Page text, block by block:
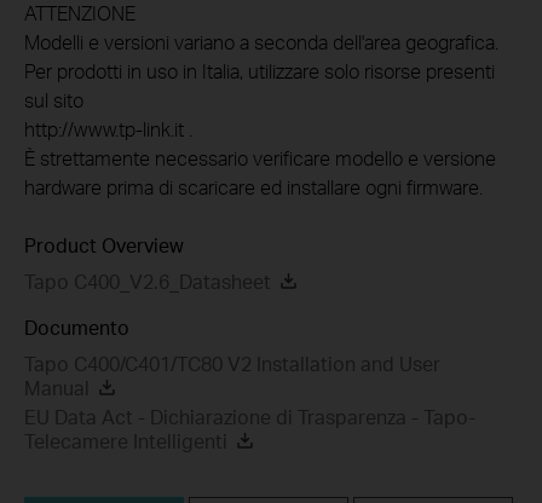
ATTENZIONE
Modelli e versioni variano a seconda dell'area geografica.
Per prodotti in uso in Italia, utilizzare solo risorse presenti
sul sito
http://www.tp-link.it .
È strettamente necessario verificare modello e versione
hardware prima di scaricare ed installare ogni firmware.
Product Overview
Tapo C400_V2.6_Datasheet
Documento
Tapo C400/C401/TC80 V2 Installation and User
Manual
EU Data Act - Dichiarazione di Trasparenza - Tapo-
Telecamere Intelligenti